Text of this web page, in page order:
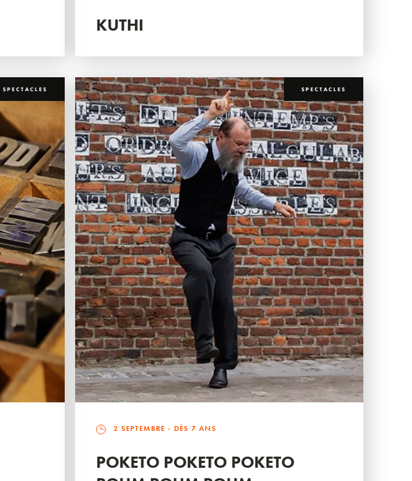
KUTHI
SPECTACLES SPECTACLES
2 SEPTEMBRE - DÈS 7 ANS
POKETO POKETO POKETO